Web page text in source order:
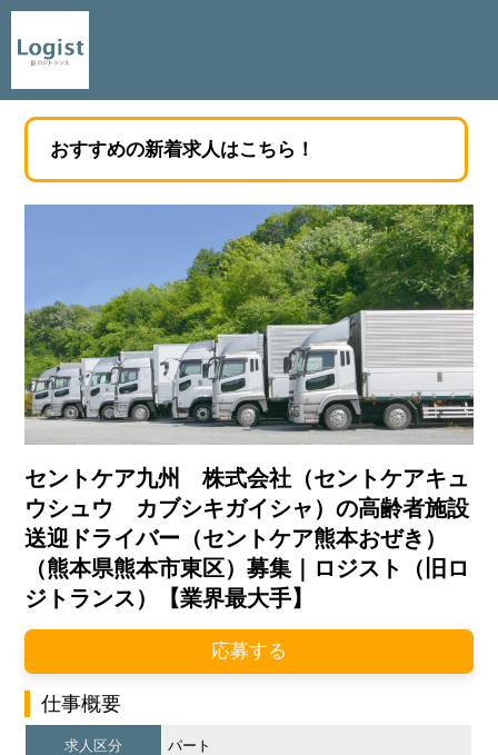
おすすめの新着求人はこちら！
セントケア九州 株式会社（セントケアキュ
ウシュウ カブシキガイシャ）の高齢者施設
送迎ドライバー（セントケア熊本おぜき）
（熊本県熊本市東区）募集｜ロジスト（旧ロ
ジトランス）【業界最大手】
応募する
仕事概要
求人区分 パート